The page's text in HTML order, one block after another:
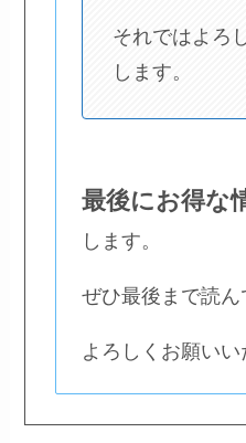
それではよろ
します。
最後にお得な
します。
ぜひ最後まで読ん
よろしくお願いい